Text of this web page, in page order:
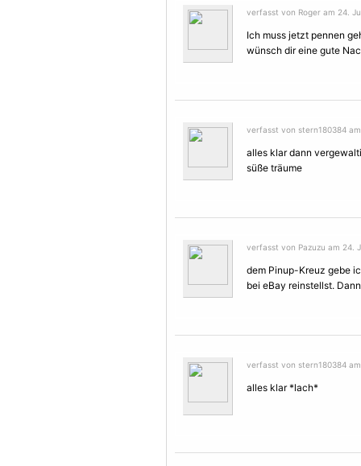
verfasst von Roger am 24.
Ich muss jetzt pennen
wünsch dir eine gute
verfasst von stern180384
alles klar dann
süße träume
verfasst von Pazuzu am 24.
dem Pinup-Kreuz gebe
bei eBay reinstellst.
verfasst von stern180384
alles klar *lach*